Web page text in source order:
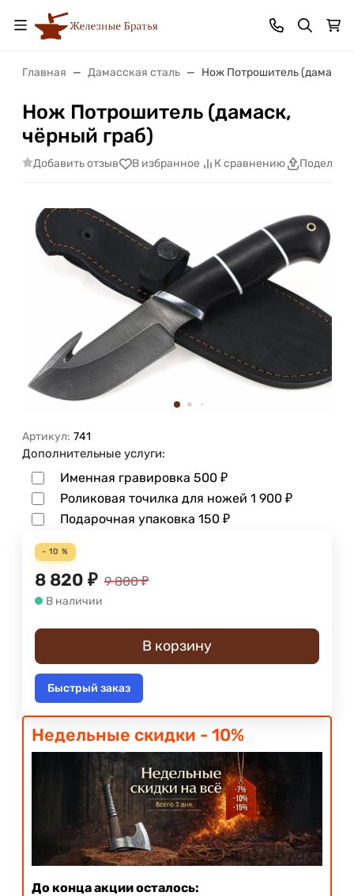
Главная Дамасская сталь Нож Потрошитель (дамаск,
Нож Потрошитель (дамаск,
чёрный граб)
Добавить отзыв В избранное К сравнению
Артикул: 741
Дополнительные услуги:
Именная гравировка 500 ₽
Роликовая точилка для ножей 1 900 ₽
Подарочная упаковка 150 ₽
- 10 %
8 820 ₽ 9 800 ₽
В наличии
В корзину
Быстрый заказ
Недельные скидки - 10%
До конца акции осталось: